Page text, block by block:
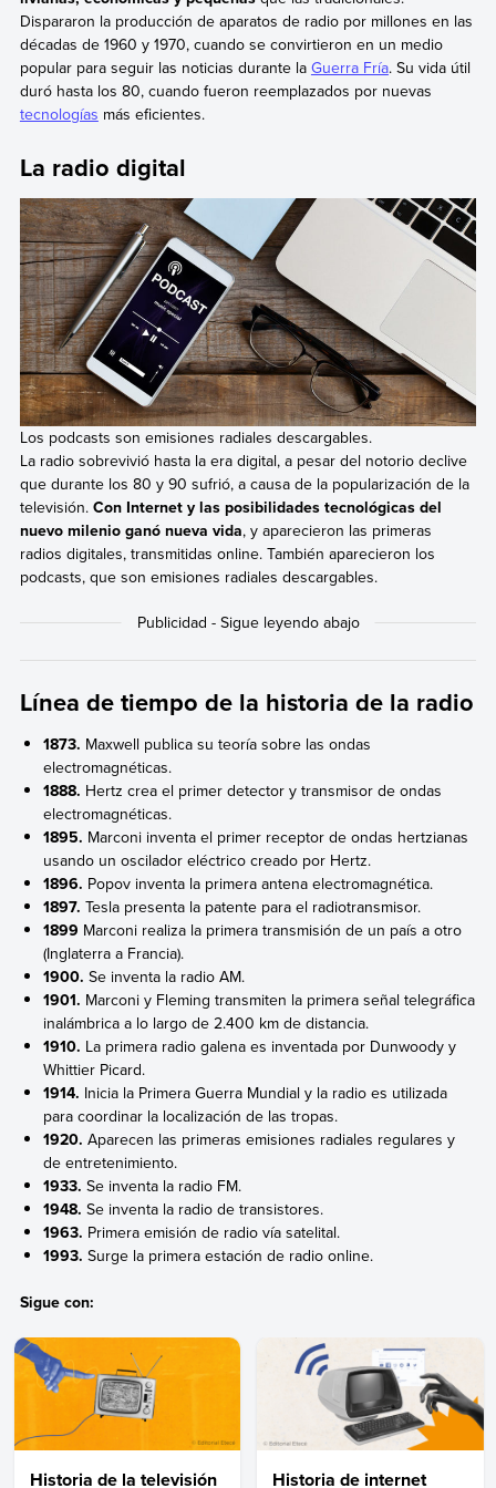
Dispararon la producción de aparatos de radio por millones en las
décadas de 1960 y 1970, cuando se convirtieron en un medio
popular para seguir las noticias durante la Guerra Fría. Su vida útil
duró hasta los 80, cuando fueron reemplazados por nuevas
tecnologías más eficientes.
La radio digital
Los podcasts son emisiones radiales descargables.
La radio sobrevivió hasta la era digital, a pesar del notorio declive
que durante los 80 y 90 sufrió, a causa de la popularización de la
televisión. Con Internet y las posibilidades tecnológicas del
nuevo milenio ganó nueva vida, y aparecieron las primeras
radios digitales, transmitidas online. También aparecieron los
podcasts, que son emisiones radiales descargables.
Línea de tiempo de la historia de la radio
1873. Maxwell publica su teoría sobre las ondas
electromagnéticas.
1888. Hertz crea el primer detector y transmisor de ondas
electromagnéticas.
1895. Marconi inventa el primer receptor de ondas hertzianas
usando un oscilador eléctrico creado por Hertz.
1896. Popov inventa la primera antena electromagnética.
1897. Tesla presenta la patente para el radiotransmisor.
1899 Marconi realiza la primera transmisión de un país a otro
(Inglaterra a Francia).
1900. Se inventa la radio AM.
1901. Marconi y Fleming transmiten la primera señal telegráfica
inalámbrica a lo largo de 2.400 km de distancia.
1910. La primera radio galena es inventada por Dunwoody y
Whittier Picard.
1914. Inicia la Primera Guerra Mundial y la radio es utilizada
para coordinar la localización de las tropas.
1920. Aparecen las primeras emisiones radiales regulares y
de entretenimiento.
1933. Se inventa la radio FM.
1948. Se inventa la radio de transistores.
1963. Primera emisión de radio vía satelital.
1993. Surge la primera estación de radio online.
Sigue con:
Historia de la televisión Historia de internet